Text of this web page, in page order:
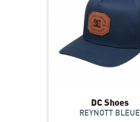
DC Shoes
REYNOTT BLEUE